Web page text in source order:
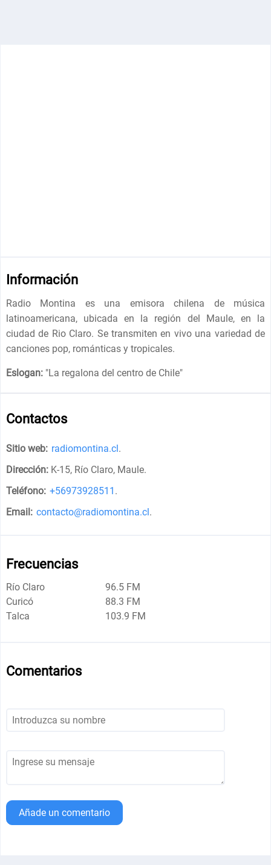
Información
Radio Montina es una emisora chilena de música
latinoamericana, ubicada en la región del Maule, en la
ciudad de Rio Claro. Se transmiten en vivo una variedad de
canciones pop, románticas y tropicales.
Eslogan: "La regalona del centro de Chile"
Contactos
Sitio web: radiomontina.cl.
Dirección: K-15, Río Claro, Maule.
Teléfono: +56973928511 .
Email: contacto@radiomontina.cl.
Frecuencias
Río Claro
96.5 FM
Curicó
88.3 FM
Talca
103.9 FM
Comentarios
Añade un comentario